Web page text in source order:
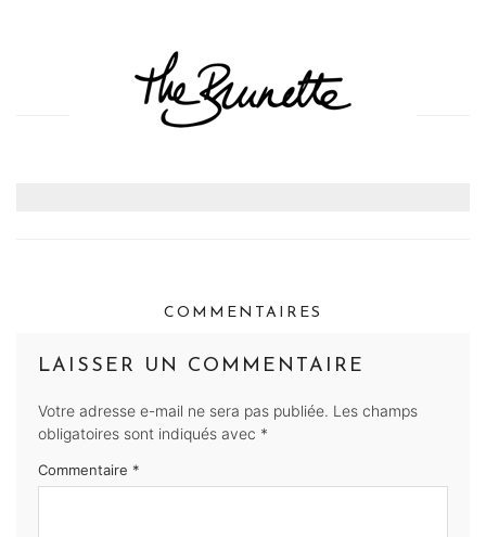
COMMENTAIRES
LAISSER UN COMMENTAIRE
Votre adresse e-mail ne sera pas publiée. Les champs
obligatoires sont indiqués avec *
Commentaire *